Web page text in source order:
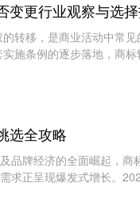
变更行业观察与选
移，是商业活动中常见
施条例的逐步落地，商标
选全攻略
牌经济的全面崛起，商
求正呈现爆发式增长。